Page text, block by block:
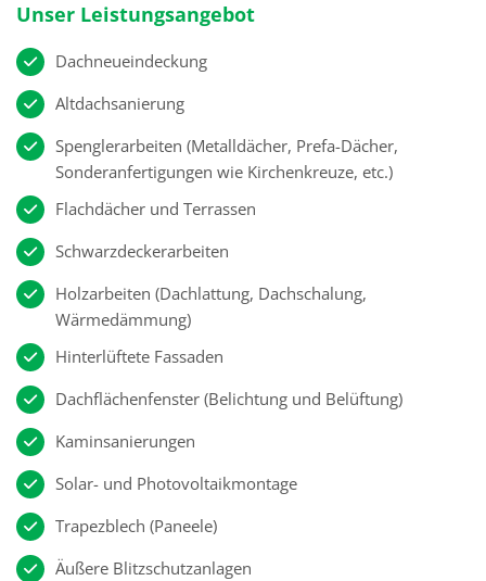
Unser Leistungsangebot
Dachneueindeckung
Altdachsanierung
Spenglerarbeiten (Metalldächer, Prefa-Dächer,
Sonderanfertigungen wie Kirchenkreuze, etc.)
Flachdächer und Terrassen
Schwarzdeckerarbeiten
Holzarbeiten (Dachlattung, Dachschalung,
Wärmedämmung)
Hinterlüftete Fassaden
Dachflächenfenster (Belichtung und Belüftung)
Kaminsanierungen
Solar- und Photovoltaikmontage
Trapezblech (Paneele)
Äußere Blitzschutzanlagen